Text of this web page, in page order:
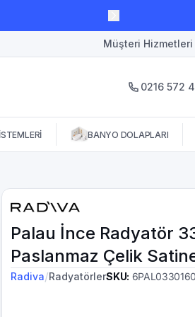
Müşteri Hizmetleri
0216 572
BANYO DOLAPLARI
Palau İnce Radyatör
Paslanmaz Çelik
Radiva/RadyatörlerSKU: